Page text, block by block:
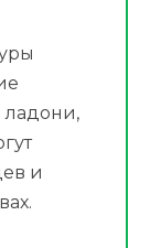
ладони,
и